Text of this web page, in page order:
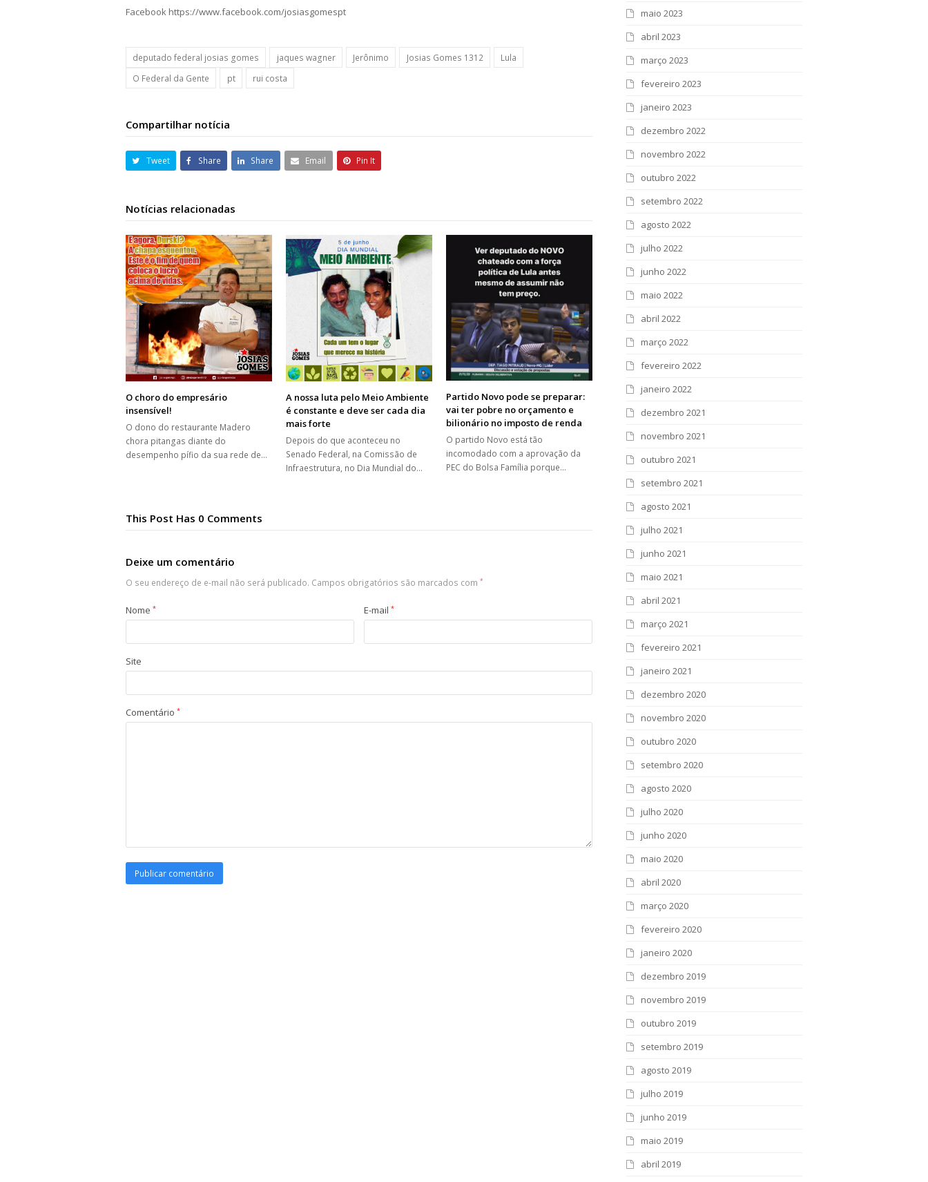
Facebook https://www.facebook.com/josiasgomespt
deputado federal josias gomes jaques wagner Jerônimo Josias Gomes 1312
Lula
O Federal da Gente
pt rui costa
Compartilhar notícia
Tweet Share Share Email Pin It
Notícias relacionadas
O choro do empresário
insensível!
O dono do restaurante Madero
chora pitangas diante do
desempenho pífio da sua rede de…
A nossa luta pelo Meio Ambiente
é constante e deve ser cada dia
mais forte
Depois do que aconteceu no
Senado Federal, na Comissão de
Infraestrutura, no Dia Mundial do…
Partido Novo pode se preparar:
vai ter pobre no orçamento e
bilionário no imposto de renda
O partido Novo está tão
incomodado com a aprovação da
PEC do Bolsa Família porque…
This Post Has 0 Comments
Deixe um comentário
O seu endereço de e-mail não será publicado. Campos obrigatórios são marcados com *
Nome * E-mail *
Site
Comentário *
maio 2023
abril 2023
março 2023
fevereiro 2023
janeiro 2023
dezembro 2022
novembro 2022
outubro 2022
setembro 2022
agosto 2022
julho 2022
junho 2022
maio 2022
abril 2022
março 2022
fevereiro 2022
janeiro 2022
dezembro 2021
novembro 2021
outubro 2021
setembro 2021
agosto 2021
julho 2021
junho 2021
maio 2021
abril 2021
março 2021
fevereiro 2021
janeiro 2021
dezembro 2020
novembro 2020
outubro 2020
setembro 2020
agosto 2020
julho 2020
junho 2020
maio 2020
abril 2020
março 2020
fevereiro 2020
janeiro 2020
dezembro 2019
novembro 2019
outubro 2019
setembro 2019
agosto 2019
julho 2019
junho 2019
maio 2019
abril 2019